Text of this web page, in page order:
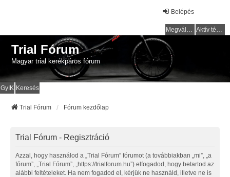
Belépés
Megválaszolatlan témák Aktív témák
Trial Fórum
Magyar trial kerékpáros fórum
GyIK Keresés
Trial Fórum Fórum kezdőlap
Trial Fórum - Regisztráció
Azzal, hogy használod a „Trial Fórum” fórumot (a továbbiakban „mi”, „a
fórum”, „Trial Fórum”, „https://trialforum.hu”) elfogadod, hogy betartod az
alábbi feltételeket. Ha nem fogadod el, kérjük ne használd, illetve ne is